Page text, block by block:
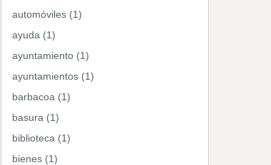
automóviles (1)
ayuda (1)
ayuntamiento (1)
ayuntamientos (1)
barbacoa (1)
basura (1)
biblioteca (1)
bienes (1)